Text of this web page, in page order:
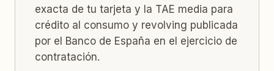
exacta de tu tarjeta y la TAE media para
crédito al consumo y revolving publicada
por el Banco de España en el ejercicio de
contratación.